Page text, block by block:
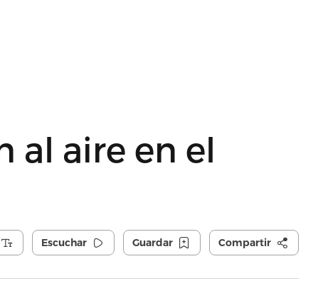
al aire en el
Escuchar Guardar Compartir